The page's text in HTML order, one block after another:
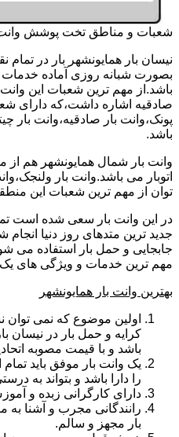
شعبات و مناطق تخت پوشش وانت
نیسان بار همایونشهر بار در تمام
بصورت شبانه روزی آماده
باشد.از مهم ترین شعبات این وانت
صادقیه اشاره داشت،که دارای
پونک،وانت بار صادقیه،وانت بار
باشد.
وانت بار شمال همایونشهر هم
اتوبار می باشد.وانت بار
توان از مهم ترین شعبات این
در این وانت بار سعی شده است
جدید ترین متدهای روز دنیا
جابجایی و حمل بار استفاده می
مهم ترین خدمات و ویژگی های
بهترین وانت بار همایونشهر
اولین موضوع که نمی توان
کرایه و حمل بار در نیسان
باشد و با قیمت مصوبه
یک وانت بار موفق باید
را دارا باشد و بتواند به
دارای کارگرانی زبده و
رانندگانی مجرب و آشنا
بار مجهز و سالم.